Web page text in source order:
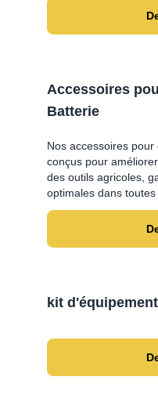
Accessoires
Batterie
Nos accessoires
conçus pour
des outils agricoles,
optimales dans
kit